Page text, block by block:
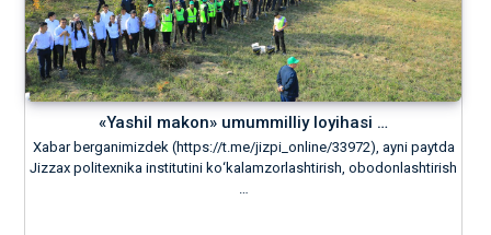
«Yashil makon» umummilliy loyihasi …
Xabar berganimizdek (https://t.me/jizpi_online/33972), ayni paytda
Jizzax politexnika institutini kо‘kalamzorlashtirish, obodonlashtirish
…